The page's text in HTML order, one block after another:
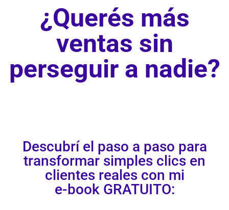
¿Querés más
ventas sin
perseguir a nadie?
Descubrí el paso a paso para
transformar simples clics en
clientes reales con mi
e-book GRATUITO: